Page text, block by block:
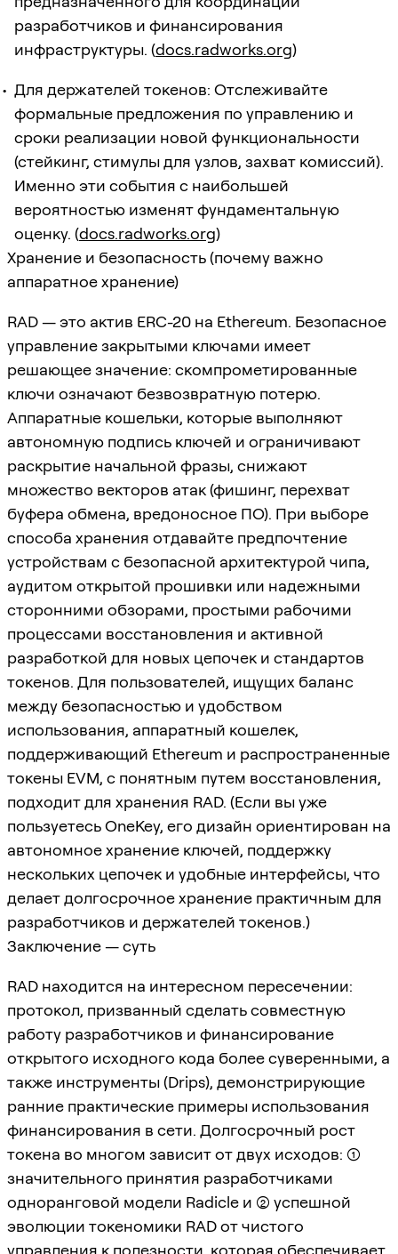
разработчиков и финансирования
инфраструктуры. (docs.radworks.org)
Для держателей токенов: Отслеживайте
формальные предложения по управлению и
сроки реализации новой функциональности
(стейкинг, стимулы для узлов, захват комиссий).
Именно эти события с наибольшей
вероятностью изменят фундаментальную
оценку. (docs.radworks.org)
Хранение и безопасность (почему важно
аппаратное хранение)
RAD — это актив ERC-20 на Ethereum. Безопасное
управление закрытыми ключами имеет
решающее значение: скомпрометированные
ключи означают безвозвратную потерю.
Аппаратные кошельки, которые выполняют
автономную подпись ключей и ограничивают
раскрытие начальной фразы, снижают
множество векторов атак (фишинг, перехват
буфера обмена, вредоносное ПО). При выборе
способа хранения отдавайте предпочтение
устройствам с безопасной архитектурой чипа,
аудитом открытой прошивки или надежными
сторонними обзорами, простыми рабочими
процессами восстановления и активной
разработкой для новых цепочек и стандартов
токенов. Для пользователей, ищущих баланс
между безопасностью и удобством
использования, аппаратный кошелек,
поддерживающий Ethereum и распространенные
токены EVM, с понятным путем восстановления,
подходит для хранения RAD. (Если вы уже
пользуетесь OneKey, его дизайн ориентирован на
автономное хранение ключей, поддержку
нескольких цепочек и удобные интерфейсы, что
делает долгосрочное хранение практичным для
разработчиков и держателей токенов.)
Заключение — суть
RAD находится на интересном пересечении:
протокол, призванный сделать совместную
работу разработчиков и финансирование
открытого исходного кода более суверенными, а
также инструменты (Drips), демонстрирующие
ранние практические примеры использования
финансирования в сети. Долгосрочный рост
токена во многом зависит от двух исходов: (1)
значительного принятия разработчиками
одноранговой модели Radicle и (2) успешной
эволюции токеномики RAD от чистого
управления к полезности, которая обеспечивает